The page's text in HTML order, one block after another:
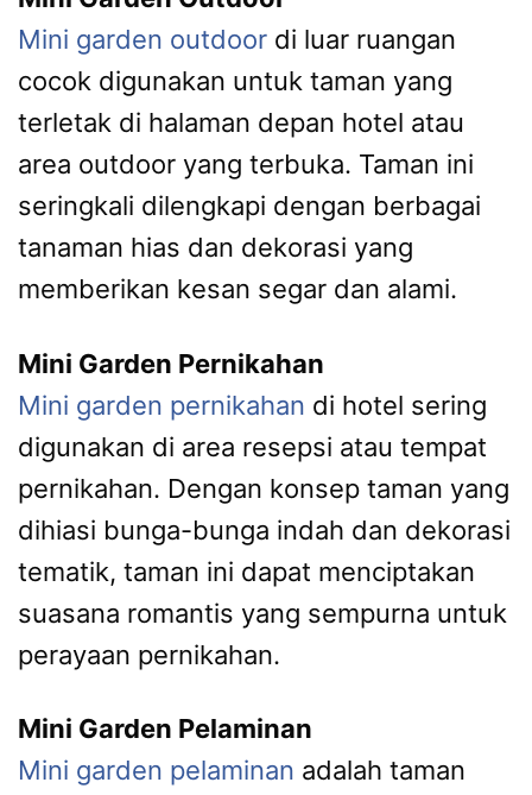
Mini garden outdoor di luar ruangan
cocok digunakan untuk taman yang
terletak di halaman depan hotel atau
area outdoor yang terbuka. Taman ini
seringkali dilengkapi dengan berbagai
tanaman hias dan dekorasi yang
memberikan kesan segar dan alami.
Mini Garden Pernikahan
Mini garden pernikahan di hotel sering
digunakan di area resepsi atau tempat
pernikahan. Dengan konsep taman yang
dihiasi bunga-bunga indah dan dekorasi
tematik, taman ini dapat menciptakan
suasana romantis yang sempurna untuk
perayaan pernikahan.
Mini Garden Pelaminan
Mini garden pelaminan adalah taman